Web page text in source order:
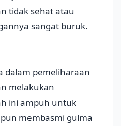
tidak sehat atau
sangat buruk.
dalam pemeliharaan
melakukan
ini ampuh untuk
membasmi gulma